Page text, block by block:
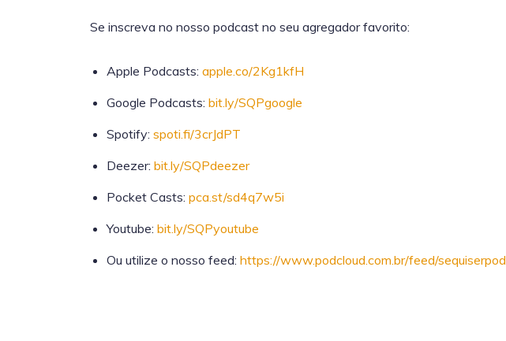
Se inscreva no nosso podcast no seu agregador favorito:
Apple Podcasts: apple.co/2Kg1kfH
Google Podcasts: bit.ly/SQPgoogle
Spotify: spoti.fi/3crJdPT
Deezer: bit.ly/SQPdeezer
Pocket Casts: pca.st/sd4q7w5i
Youtube: bit.ly/SQPyoutube
Ou utilize o nosso feed: https://www.podcloud.com.br/feed/sequiserpod